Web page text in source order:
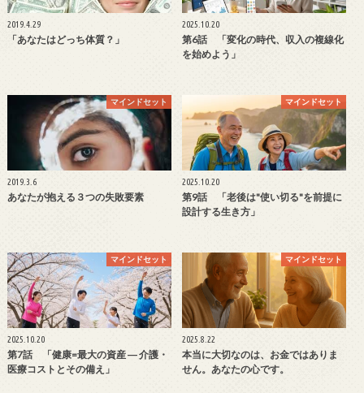
2019.4.29
「あなたはどっち体質？」
2025.10.20
第6話 「変化の時代、収入の複線化
を始めよう」
マインドセット
2019.3.6
あなたが抱える３つの失敗要素
マインドセット
2025.10.20
第9話 「老後は"使い切る"を前提に
設計する生き方」
マインドセット
2025.10.20
第7話 「健康=最大の資産 ― 介護・
医療コストとその備え」
マインドセット
2025.8.22
本当に大切なのは、お金ではありま
せん。あなたの心です。